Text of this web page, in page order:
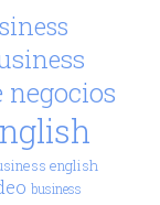
negocios
english
business